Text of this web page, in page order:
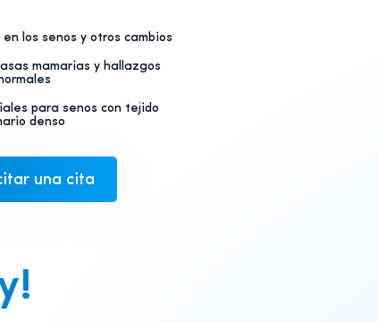
en los senos y otros cambios
mamarias y hallazgos
para senos con tejido
denso
una cita